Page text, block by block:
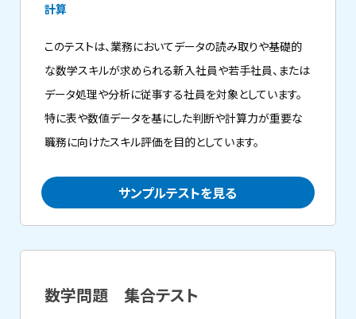
計算
このテストは、業務においてデータの読み取りや基礎的
な数学スキルが求められる新入社員や若手社員、または
データ処理や分析に従事する社員を対象としています。
特に表や数値データを基にした判断や計算力が重要な
職務に向けたスキル評価を目的としています。
サンプルテストを見る
数学問題 集合テスト